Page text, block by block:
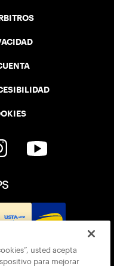
usted acepta
para mejorar